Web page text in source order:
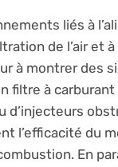
liés à
de l’air et
à montrer des
filtre à
d’injecteurs
l’efficacité du
En